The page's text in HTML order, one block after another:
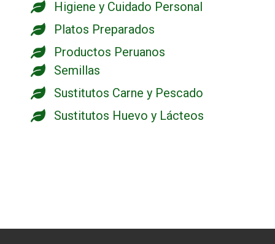
Higiene y Cuidado Personal
Platos Preparados
Productos Peruanos
Semillas
Sustitutos Carne y Pescado
Sustitutos Huevo y Lácteos